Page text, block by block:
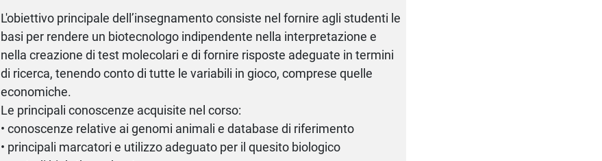
L'obiettivo principale dell’insegnamento consiste nel fornire agli studenti le
basi per rendere un biotecnologo indipendente nella interpretazione e
nella creazione di test molecolari e di fornire risposte adeguate in termini
di ricerca, tenendo conto di tutte le variabili in gioco, comprese quelle
economiche.
Le principali conoscenze acquisite nel corso:
• conoscenze relative ai genomi animali e database di riferimento
• principali marcatori e utilizzo adeguato per il quesito biologico